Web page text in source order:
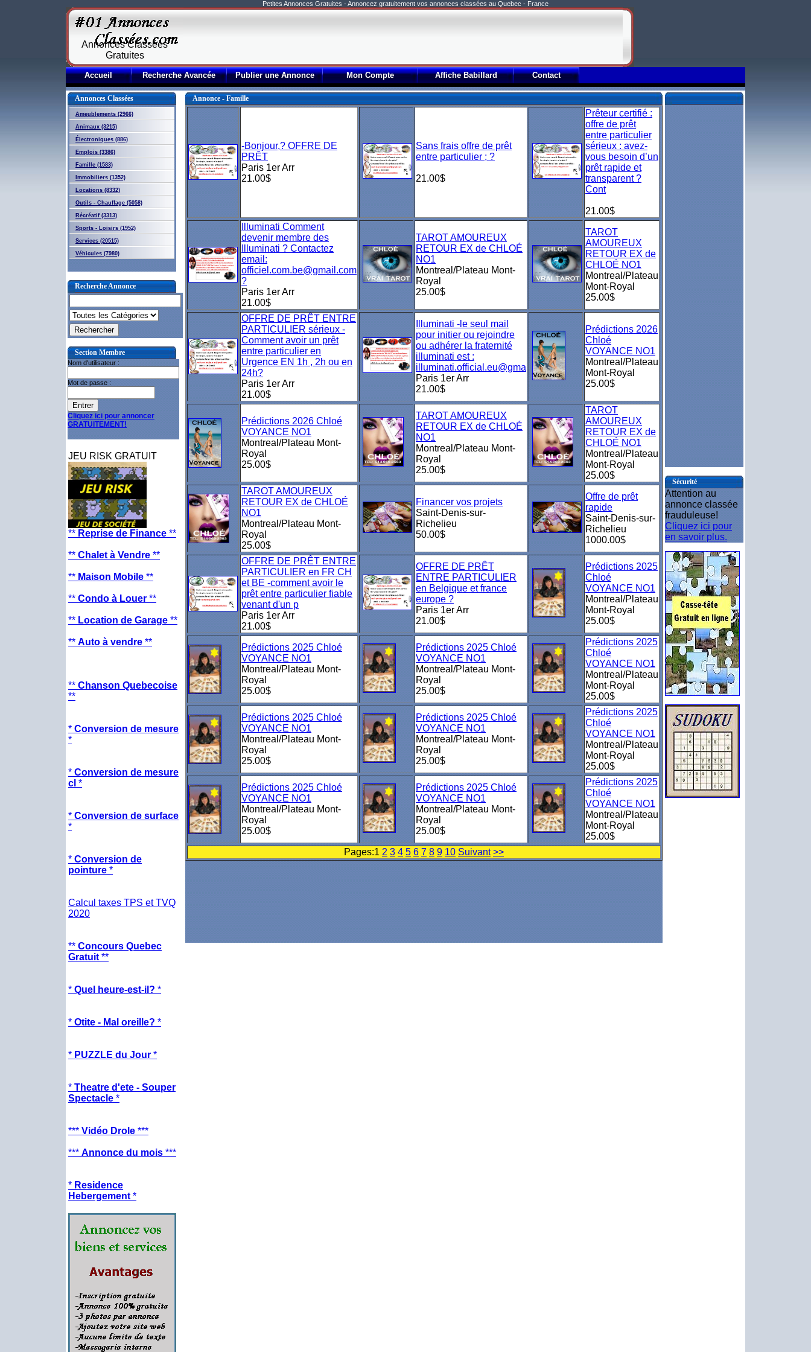
Petites Annonces Gratuites - Annoncez gratuitement vos annonces classées au Quebec - France
Annonces Classées
Gratuites
Accueil Recherche Avancée Publier une Annonce Mon Compte Affiche Babillard Contact
Annonces Classées
Ameublements (2966)
Animaux (3215)
Électroniques (886)
Emplois (3386)
Famille (1583)
Immobiliers (1352)
Locations (8332)
Outils - Chauffage (5058)
Récréatif (3313)
Sports - Loisirs (1952)
Services (20515)
Véhicules (7980)
Recherche Annonce
Section Membre
Nom d'utilisateur :
Mot de passe :
Cliquez ici pour annoncer
GRATUITEMENT!
JEU RISK GRATUIT
** Reprise de Finance **
** Chalet à Vendre **
** Maison Mobile **
** Condo à Louer **
** Location de Garage **
** Auto à vendre **
** Chanson Quebecoise
**
* Conversion de mesure
*
* Conversion de mesure
cl *
* Conversion de surface
*
* Conversion de
pointure *
Calcul taxes TPS et TVQ
2020
** Concours Quebec
Gratuit **
* Quel heure-est-il? *
* Otite - Mal oreille? *
* PUZZLE du Jour *
* Theatre d'ete - Souper
Spectacle *
*** Vidéo Drole ***
*** Annonce du mois ***
* Residence
Hebergement *
Annonce - Famille
-Bonjour,? OFFRE DE
PRÊT
Paris 1er Arr
21.00$
Sans frais offre de prêt
entre particulier ; ?
21.00$
Prêteur certifié :
offre de prêt
entre particulier
sérieux : avez-
vous besoin d’un
prêt rapide et
transparent ?
Cont
21.00$
Illuminati Comment
devenir membre des
Illuminati ? Contactez
email:
officiel.com.be@gmail.com
?
Paris 1er Arr
21.00$
TAROT AMOUREUX
RETOUR EX de CHLOÉ
NO1
Montreal/Plateau Mont-
Royal
25.00$
TAROT
AMOUREUX
RETOUR EX de
CHLOÉ NO1
Montreal/Plateau
Mont-Royal
25.00$
OFFRE DE PRÊT ENTRE
PARTICULIER sérieux -
Comment avoir un prêt
entre particulier en
Urgence EN 1h , 2h ou en
24h?
Paris 1er Arr
21.00$
Illuminati -le seul mail
pour initier ou rejoindre
ou adhérer la fraternité
illuminati est :
illuminati.official.eu@gma
Paris 1er Arr
21.00$
Prédictions 2026
Chloé
VOYANCE NO1
Montreal/Plateau
Mont-Royal
25.00$
Prédictions 2026 Chloé
VOYANCE NO1
Montreal/Plateau Mont-
Royal
25.00$
TAROT AMOUREUX
RETOUR EX de CHLOÉ
NO1
Montreal/Plateau Mont-
Royal
25.00$
TAROT
AMOUREUX
RETOUR EX de
CHLOÉ NO1
Montreal/Plateau
Mont-Royal
25.00$
TAROT AMOUREUX
RETOUR EX de CHLOÉ
NO1
Montreal/Plateau Mont-
Royal
25.00$
Financer vos projets
Saint-Denis-sur-
Richelieu
50.00$
Offre de prêt
rapide
Saint-Denis-sur-
Richelieu
1000.00$
OFFRE DE PRÊT ENTRE
PARTICULIER en FR CH
et BE -comment avoir le
prêt entre particulier fiable
venant d'un p
Paris 1er Arr
21.00$
OFFRE DE PRÊT
ENTRE PARTICULIER
en Belgique et france
europe ?
Paris 1er Arr
21.00$
Prédictions 2025
Chloé
VOYANCE NO1
Montreal/Plateau
Mont-Royal
25.00$
Prédictions 2025 Chloé
VOYANCE NO1
Montreal/Plateau Mont-
Royal
25.00$
Prédictions 2025 Chloé
VOYANCE NO1
Montreal/Plateau Mont-
Royal
25.00$
Prédictions 2025
Chloé
VOYANCE NO1
Montreal/Plateau
Mont-Royal
25.00$
Prédictions 2025 Chloé
VOYANCE NO1
Montreal/Plateau Mont-
Royal
25.00$
Prédictions 2025 Chloé
VOYANCE NO1
Montreal/Plateau Mont-
Royal
25.00$
Prédictions 2025
Chloé
VOYANCE NO1
Montreal/Plateau
Mont-Royal
25.00$
Prédictions 2025 Chloé
VOYANCE NO1
Montreal/Plateau Mont-
Royal
25.00$
Prédictions 2025 Chloé
VOYANCE NO1
Montreal/Plateau Mont-
Royal
25.00$
Prédictions 2025
Chloé
VOYANCE NO1
Montreal/Plateau
Mont-Royal
25.00$
Pages:1 2 3 4 5 6 7 8 9 10 Suivant >>
Sécurité
Attention au
annonce classée
frauduleuse!
Cliquez ici pour
en savoir plus.